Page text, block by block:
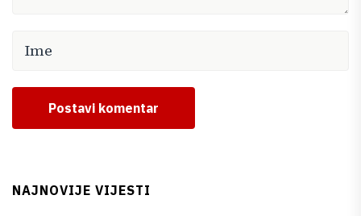
Postavi komentar
NAJNOVIJE VIJESTI